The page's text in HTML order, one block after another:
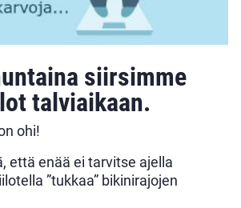
siirsimme
talviaikaan.
ohi!
että enää ei tarvitse ajella
”tukkaa” bikinirajojen